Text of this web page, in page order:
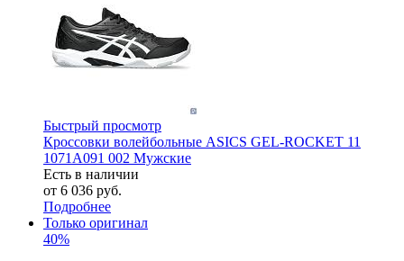
Быстрый просмотр
Кроссовки волейбольные ASICS GEL-ROCKET 11
1071A091 002 Мужские
Есть в наличии
от 6 036 руб.
Подробнее
Только оригинал
40%